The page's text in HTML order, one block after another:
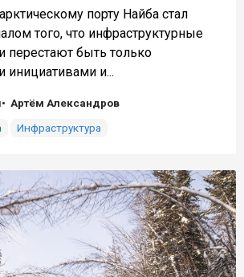
порту Найба стал
того, что инфраструктурные
перестают быть только
инициативами и...
Артём Александров
Инфраструктура